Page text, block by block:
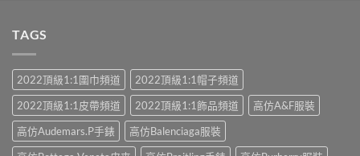
TAGS
2022頂級1:1圍巾頻道
2022頂級1:1帽子頻道
2022頂級1:1皮帶頻道
2022頂級1:1飾品頻道
高仿A&F服裝
高仿Audemars.P手錶
高仿Balenciaga服裝